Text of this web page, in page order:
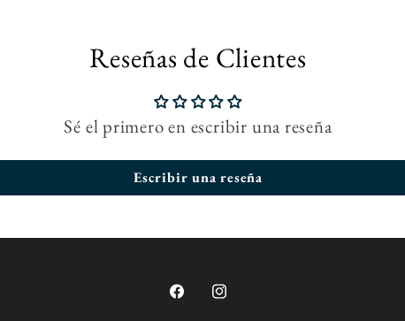
Reseñas de Clientes
Sé el primero en escribir una reseña
Escribir una reseña
FacebookInstagram